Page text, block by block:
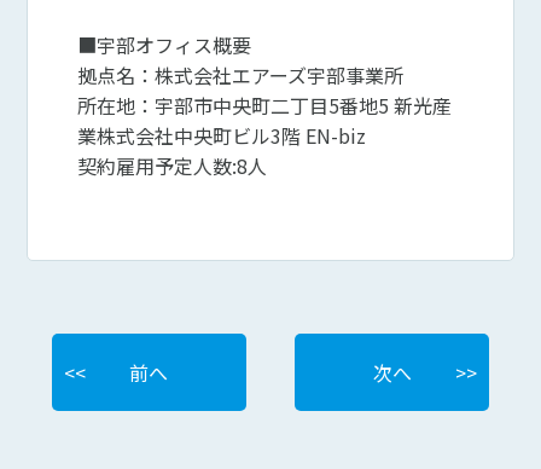
■宇部オフィス概要
拠点名：株式会社エアーズ宇部事業所
所在地：宇部市中央町二丁目5番地5 新光産
業株式会社中央町ビル3階 EN-biz
契約雇用予定人数:8人
前へ 次へ